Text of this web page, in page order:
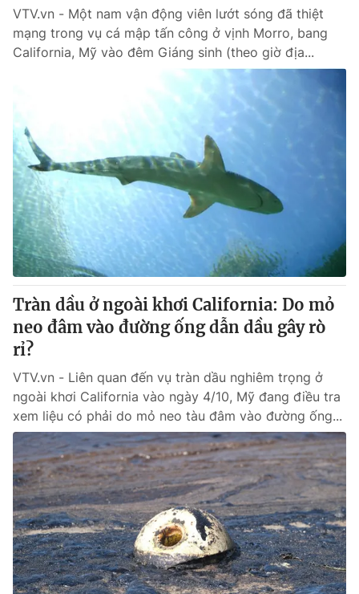
Liên hệ tòa soạn English
Theo dõi báo trên
Cơ quan chủ quản: Đài Truyền hình Việt Nam
Cơ quan báo chí:
Thời báo VTV
Giấy phép hoạt động báo in và báo điện tử số 483/GP-BTTTT
cấp ngày 29/12/2023
Tổng Biên tập:Vũ Thanh Thủy
Phó Tổng Biên tập:Nguyễn Thị Mỹ Hạnh, Phạm Quốc Thắng,
Nguyễn Trọng Ninh
Tổng đài VTV:
Ðiện thoại Thời báo VTV: 024.66 897 897
Email: toasoan@vtv.vn
Liên hệ quảng cáo: 024-7300.7108
VTV.vn - Một nam vận động viên lướt sóng đã thiệt
mạng trong vụ cá mập tấn công ở vịnh Morro, bang
California, Mỹ vào đêm Giáng sinh (theo giờ địa...
Tràn dầu ở ngoài khơi California: Do mỏ
neo đâm vào đường ống dẫn dầu gây rò
rỉ?
VTV.vn - Liên quan đến vụ tràn dầu nghiêm trọng ở
ngoài khơi California vào ngày 4/10, Mỹ đang điều tra
xem liệu có phải do mỏ neo tàu đâm vào đường ống...